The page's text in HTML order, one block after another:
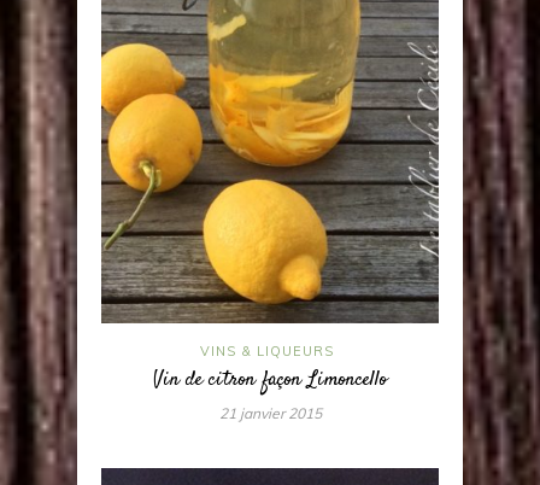
VINS & LIQUEURS
Vin de citron façon Limoncello
21 janvier 2015